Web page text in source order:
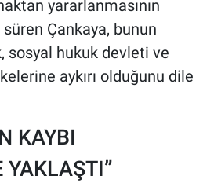
yararlanmasının
Çankaya, bunun
sosyal hukuk devleti ve
aykırı olduğunu dile
KAYBI
YAKLAŞTI”